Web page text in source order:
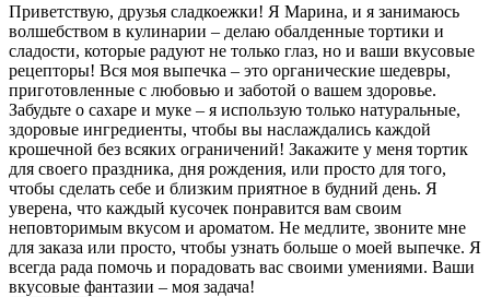
Приветствую, друзья сладкоежки! Я Марина, и я занимаюсь
волшебством в кулинарии – делаю обалденные тортики и
сладости, которые радуют не только глаз, но и ваши вкусовые
рецепторы! Вся моя выпечка – это органические шедевры,
приготовленные с любовью и заботой о вашем здоровье.
Забудьте о сахаре и муке – я использую только натуральные,
здоровые ингредиенты, чтобы вы наслаждались каждой
крошечной без всяких ограничений! Закажите у меня тортик
для своего праздника, дня рождения, или просто для того,
чтобы сделать себе и близким приятное в будний день. Я
уверена, что каждый кусочек понравится вам своим
неповторимым вкусом и ароматом. Не медлите, звоните мне
для заказа или просто, чтобы узнать больше о моей выпечке. Я
всегда рада помочь и порадовать вас своими умениями. Ваши
вкусовые фантазии – моя задача!